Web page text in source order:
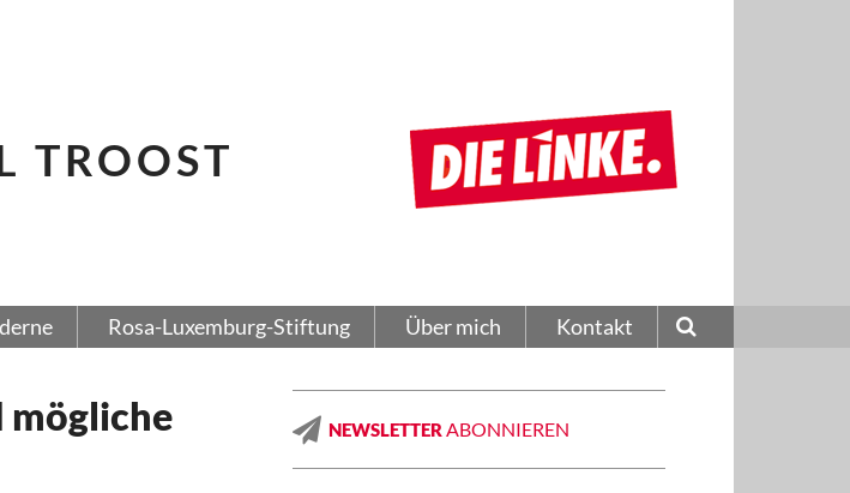
TROOST
Rosa-Luxemburg-Stiftung Über mich Kontakt
mögliche
NEWSLETTER ABONNIEREN